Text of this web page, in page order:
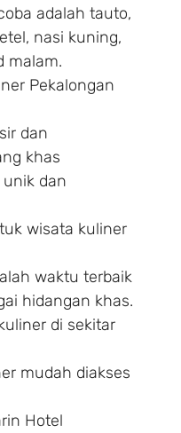
adalah tauto,
nasi kuning,
malam.
Pekalongan
dan
khas
dan
wisata kuliner
waktu terbaik
hidangan khas.
di sekitar
mudah diakses
Hotel